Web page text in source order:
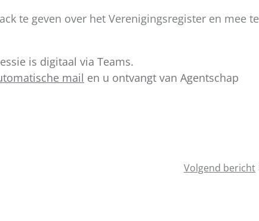
te geven over het Verenigingsregister en mee te
is digitaal via Teams.
mail en u ontvangt van Agentschap
Volgend bericht
Congres